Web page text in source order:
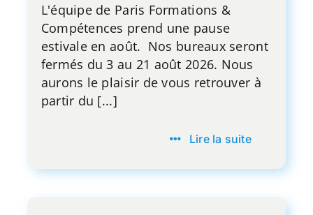
L'équipe de Paris Formations &
Compétences prend une pause
estivale en août. Nos bureaux seront
fermés du 3 au 21 août 2026. Nous
aurons le plaisir de vous retrouver à
partir du [...]
Lire la suite